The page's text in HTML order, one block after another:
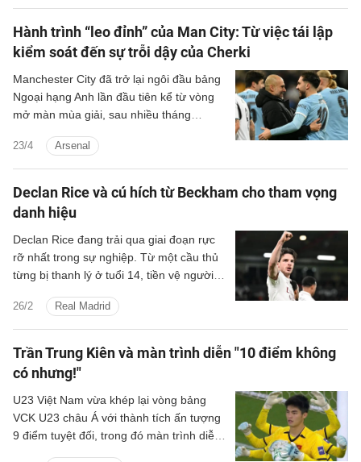
những ngày đầu khoác áo đội trẻ Hayes
& Yeading.
Hành trình “leo đỉnh” của Man City: Từ việc tái lập
kiểm soát đến sự trỗi dậy của Cherki
23/4 Arsenal
Manchester City đã trở lại ngôi đầu bảng
Ngoại hạng Anh lần đầu tiên kể từ vòng
mở màn mùa giải, sau nhiều tháng
địch hàng đầu.
Declan Rice và cú hích từ Beckham cho tham vọng
danh hiệu
26/2 Real Madrid
Declan Rice đang trải qua giai đoạn rực
rỡ nhất trong sự nghiệp. Từ một cầu thủ
từng bị thanh lý ở tuổi 14, tiền vệ người
tham vọng chinh phục danh hiệu của
Arsenal, đồng thời được nhắc đến trong
các cuộc thảo luận về Quả bóng Vàng.
Trần Trung Kiên và màn trình diễn "10 điểm không
có nhưng!"
U23 Việt Nam vừa khép lại vòng bảng
VCK U23 châu Á với thành tích ấn tượng
9 điểm tuyệt đối, trong đó màn trình diễn